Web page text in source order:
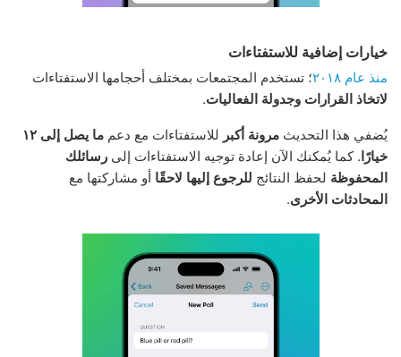
خيارات إضافية للاستفتاءات
منذ عام ٢٠١٨
؛ تستخدم المجتمعات بمختلف أحجامها الاستفتاءات
لاتخاذ القرارات وجدولة الفعاليات.
يُضفي هذا التحديث مرونة أكبر للاستفتاءات مع دعم
ما يصل إلى ١٢
خيارًا. كما يُمكنك الآن إعادة توجيه الاستفتاءات إلى رسائلك
المحفوظة لحفظ النتائج للرجوع إليها لاحقًا أو مشاركتها مع
المحادثات الأخرى.